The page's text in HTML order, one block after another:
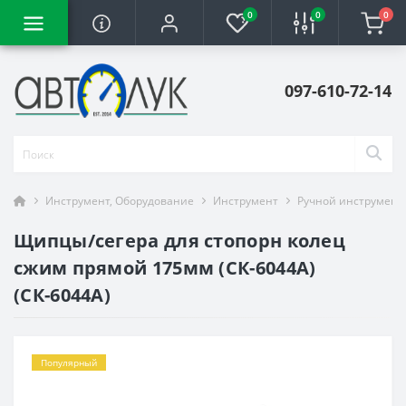
0 0 0
097-610-72-14
Инструмент, Оборудование Инструмент Ручной инструмент
Щипцы/сегера для стопорн колец
сжим прямой 175мм (СК-6044А)
(СК-6044А)
Популярный